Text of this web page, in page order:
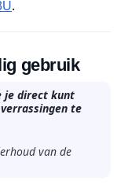
.
gebruik
je direct kunt
te
van de